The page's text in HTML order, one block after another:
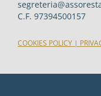
C.F. 97394500157
COOKIES POLICY |